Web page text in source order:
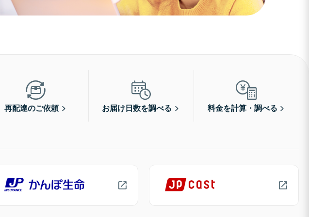
再配達のご依頼 お届け日数を調べる 料金を計算・調べる